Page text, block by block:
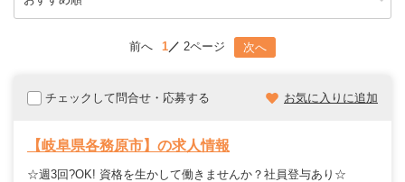
前へ 1 2ページ 次へ
チェックして問合せ・応募する お気に入りに追加
【岐阜県各務原市】の求人情報
☆週3回?OK! 資格を生かして働きませんか？社員登与あり☆